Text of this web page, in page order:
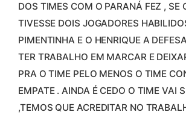
DOS TIMES COM O PARANÁ FEZ , SE
TIVESSE DOIS JOGADORES
PIMENTINHA E O HENRIQUE A
TER TRABALHO EM MARCAR E
PRA O TIME PELO MENOS O TIME
EMPATE . AINDA É CEDO O TIME VAI
,TEMOS QUE ACREDITAR NO